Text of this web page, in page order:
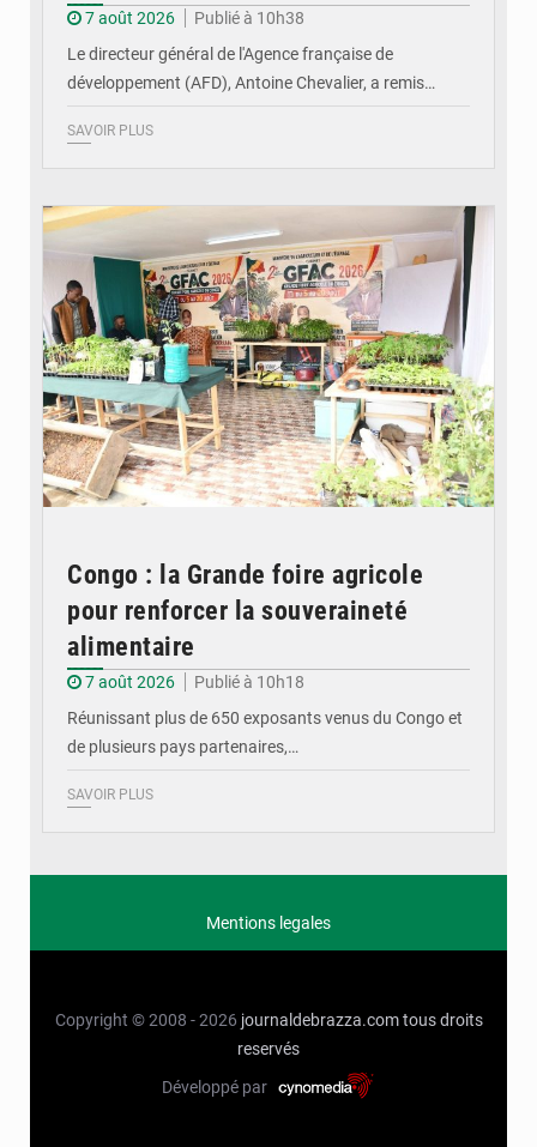
7 août 2026
Publié à 10h38
Le directeur général de l'Agence française de
développement (AFD), Antoine Chevalier, a remis…
SAVOIR PLUS
Congo : la Grande foire agricole
pour renforcer la souveraineté
alimentaire
7 août 2026
Publié à 10h18
Réunissant plus de 650 exposants venus du Congo et
de plusieurs pays partenaires,…
SAVOIR PLUS
Mentions legales
Copyright © 2008 - 2026 journaldebrazza.com tous droits
reservés
Développé par